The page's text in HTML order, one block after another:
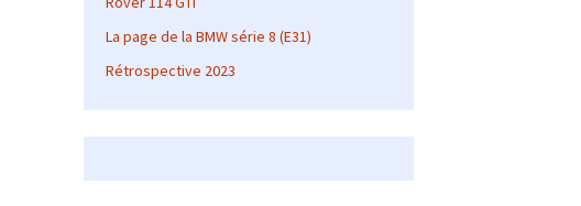
La page de la BMW série 8 (E31)
Rétrospective 2023